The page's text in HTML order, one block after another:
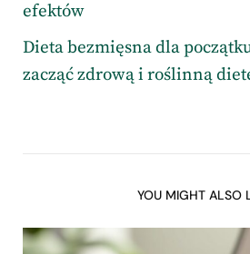
efektów
Dieta bezmięsna dla
zacząć zdrową i roślinną
YOU MIGHT ALSO